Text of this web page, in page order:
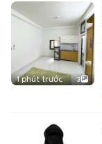
1 phút trước 3